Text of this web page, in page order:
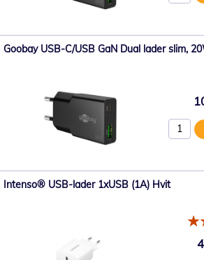
Goobay USB-C/USB GaN Dual lader slim,
Intenso® USB-lader 1xUSB (1A) Hvit